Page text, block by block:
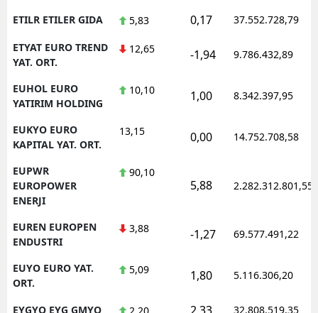
ETILR ETILER GIDA 5,83 0,17 37.552.728,79
ETYAT EURO TREND
YAT. ORT.
12,65 -1,94 9.786.432,89
EUHOL EURO
YATIRIM HOLDING
10,10 1,00 8.342.397,95
EUKYO EURO
KAPITAL YAT. ORT.
13,15 0,00 14.752.708,58
EUPWR
EUROPOWER
ENERJI
90,10
5,88 2.282.312.801,55
EUREN EUROPEN
ENDUSTRI
3,88 -1,27 69.577.491,22
EUYO EURO YAT.
ORT.
5,09 1,80 5.116.306,20
EYGYO EYG GMYO 2,20 2,33 32.808.519,35